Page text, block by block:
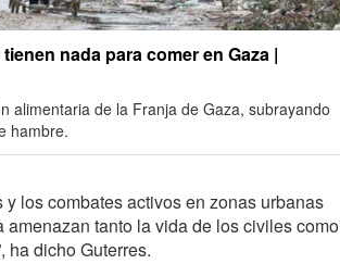
nada para comer en Gaza |
alimentaria de la Franja de Gaza, subrayando
hambre.
los combates activos en zonas urbanas
tanto la vida de los civiles como
ha dicho Guterres.